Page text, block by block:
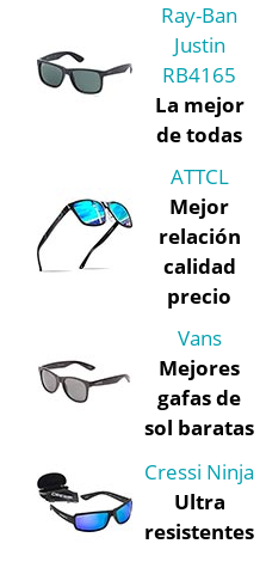
Ray-Ban
Justin
RB4165
La mejor
de todas
ATTCL
Mejor
relación
calidad
precio
Vans
Mejores
gafas de
sol baratas
Cressi Ninja
Ultra
resistentes